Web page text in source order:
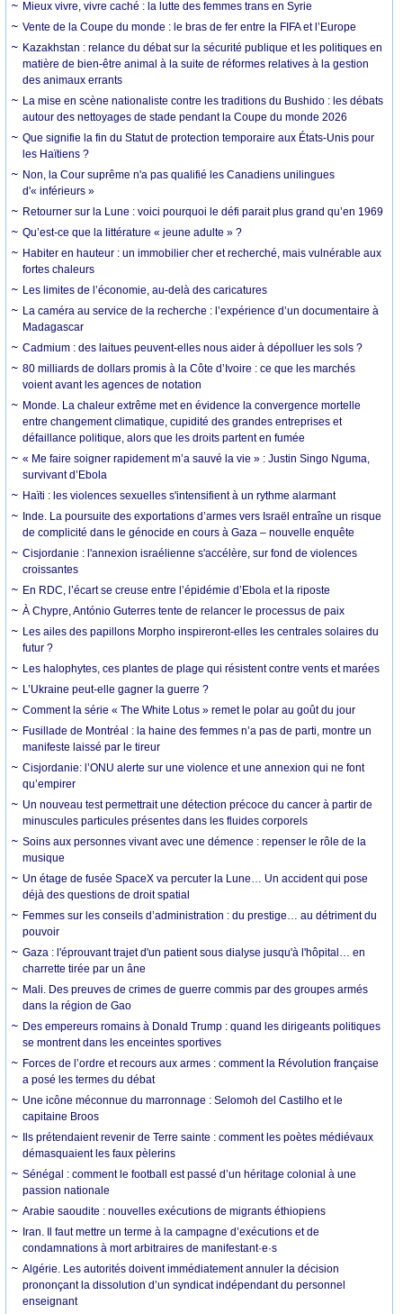
Mieux vivre, vivre caché : la lutte des femmes trans en Syrie
Vente de la Coupe du monde : le bras de fer entre la FIFA et l’Europe
Kazakhstan : relance du débat sur la sécurité publique et les politiques en
matière de bien-être animal à la suite de réformes relatives à la gestion
des animaux errants
La mise en scène nationaliste contre les traditions du Bushido : les débats
autour des nettoyages de stade pendant la Coupe du monde 2026
Que signifie la fin du Statut de protection temporaire aux États-Unis pour
les Haïtiens ?
Non, la Cour suprême n'a pas qualifié les Canadiens unilingues
d'« inférieurs »
Retourner sur la Lune : voici pourquoi le défi parait plus grand qu’en 1969
Qu’est-ce que la littérature « jeune adulte » ?
Habiter en hauteur : un immobilier cher et recherché, mais vulnérable aux
fortes chaleurs
Les limites de l’économie, au-delà des caricatures
La caméra au service de la recherche : l’expérience d’un documentaire à
Madagascar
Cadmium : des laitues peuvent-elles nous aider à dépolluer les sols ?
80 milliards de dollars promis à la Côte d’Ivoire : ce que les marchés
voient avant les agences de notation
Monde. La chaleur extrême met en évidence la convergence mortelle
entre changement climatique, cupidité des grandes entreprises et
défaillance politique, alors que les droits partent en fumée
« Me faire soigner rapidement m’a sauvé la vie » : Justin Singo Nguma,
survivant d’Ebola
Haïti : les violences sexuelles s'intensifient à un rythme alarmant
Inde. La poursuite des exportations d’armes vers Israël entraîne un risque
de complicité dans le génocide en cours à Gaza – nouvelle enquête
Cisjordanie : l'annexion israélienne s'accélère, sur fond de violences
croissantes
En RDC, l’écart se creuse entre l’épidémie d’Ebola et la riposte
À Chypre, António Guterres tente de relancer le processus de paix
Les ailes des papillons Morpho inspireront-elles les centrales solaires du
futur ?
Les halophytes, ces plantes de plage qui résistent contre vents et marées
L’Ukraine peut-elle gagner la guerre ?
Comment la série « The White Lotus » remet le polar au goût du jour
Fusillade de Montréal : la haine des femmes n’a pas de parti, montre un
manifeste laissé par le tireur
Cisjordanie: l’ONU alerte sur une violence et une annexion qui ne font
qu’empirer
Un nouveau test permettrait une détection précoce du cancer à partir de
minuscules particules présentes dans les fluides corporels
Soins aux personnes vivant avec une démence : repenser le rôle de la
musique
Un étage de fusée SpaceX va percuter la Lune… Un accident qui pose
déjà des questions de droit spatial
Femmes sur les conseils d’administration : du prestige… au détriment du
pouvoir
Gaza : l'éprouvant trajet d'un patient sous dialyse jusqu'à l'hôpital… en
charrette tirée par un âne
Mali. Des preuves de crimes de guerre commis par des groupes armés
dans la région de Gao
Des empereurs romains à Donald Trump : quand les dirigeants politiques
se montrent dans les enceintes sportives
Forces de l’ordre et recours aux armes : comment la Révolution française
a posé les termes du débat
Une icône méconnue du marronnage : Selomoh del Castilho et le
capitaine Broos
Ils prétendaient revenir de Terre sainte : comment les poètes médiévaux
démasquaient les faux pèlerins
Sénégal : comment le football est passé d’un héritage colonial à une
passion nationale
Arabie saoudite : nouvelles exécutions de migrants éthiopiens
Iran. Il faut mettre un terme à la campagne d’exécutions et de
condamnations à mort arbitraires de manifestant·e·s
Algérie. Les autorités doivent immédiatement annuler la décision
prononçant la dissolution d’un syndicat indépendant du personnel
enseignant